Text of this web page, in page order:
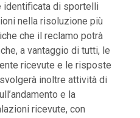
identificata di sportelli
nella risoluzione più
che il reclamo potrà
a vantaggio di tutti, le
ricevute e le risposte
inoltre attività di
e la
ricevute, con